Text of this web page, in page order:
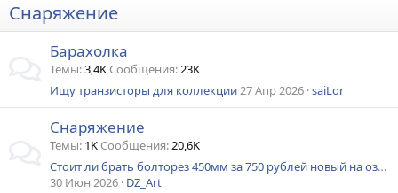
Снаряжение
Барахолка
Темы 3,4K Сообщения 23K
Ищу транзисторы для коллекции27 Апр 2026 saiLor
Снаряжение
Темы 1K Сообщения 20,6K
Стоит ли брать болторез 450мм за 750 рублей новый на озоне и какими вы пользуетесь?!
30 Июн 2026 DZ_Art